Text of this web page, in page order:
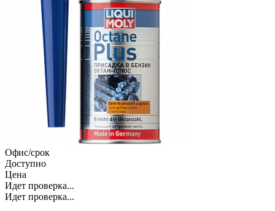
Офис/срок
Доступно
Цена
Идет проверка...
Идет проверка...